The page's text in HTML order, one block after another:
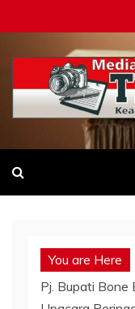
to
content
Tipikor-ri-
Keadilan Itu Wajib
You are Here
Pj. Bupati Bone